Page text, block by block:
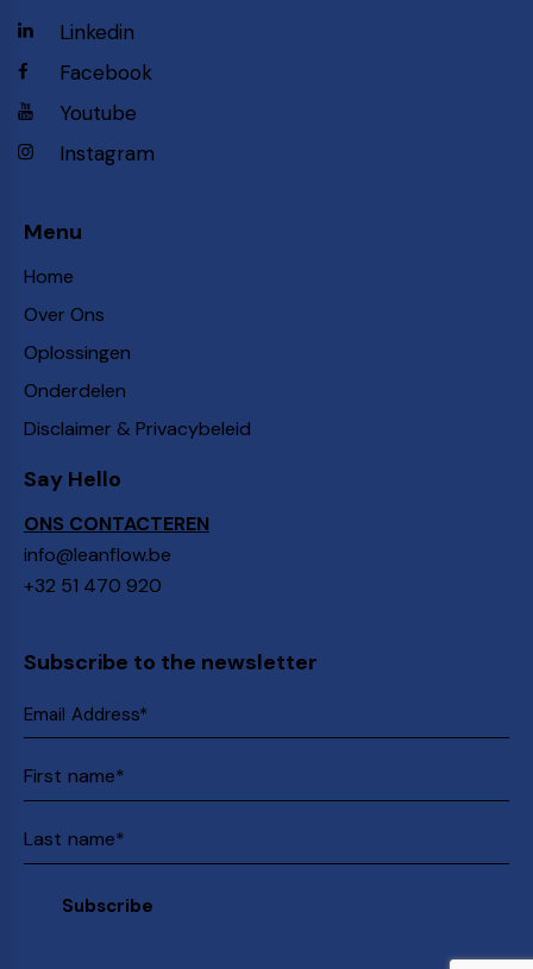
Linkedin
Facebook
Youtube
Instagram
Menu
Home
Over Ons
Oplossingen
Onderdelen
Disclaimer & Privacybeleid
Say Hello
ONS CONTACTEREN
info@leanflow.be
+32 51 470 920
Subscribe to the newsletter